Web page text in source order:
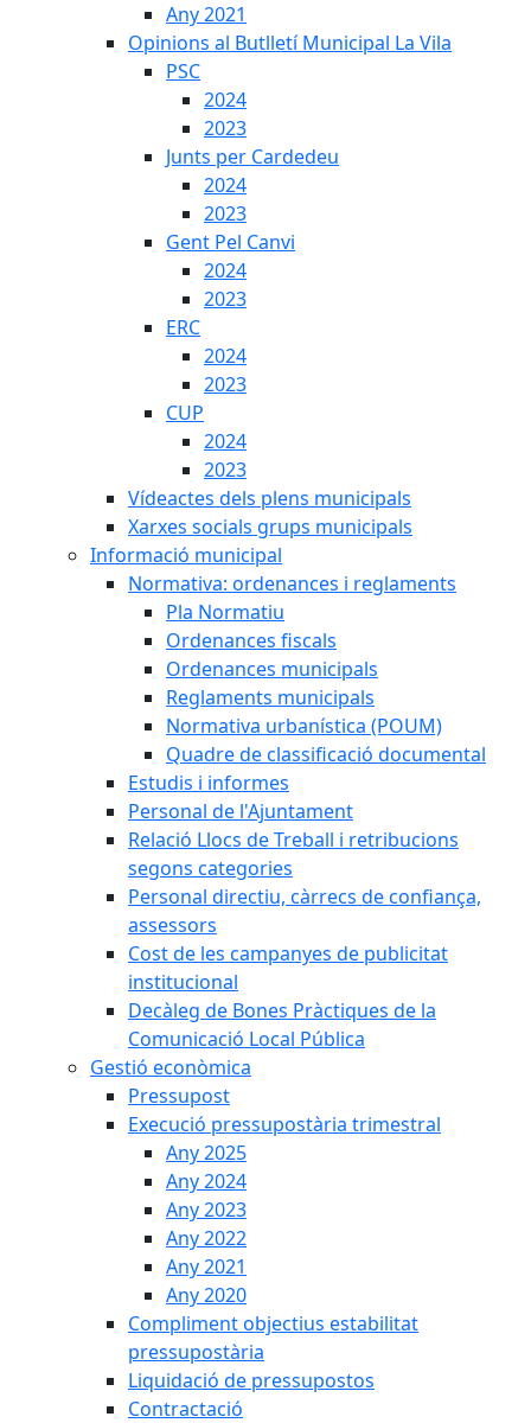
Any 2021
Opinions al Butlletí Municipal La Vila
PSC
2024
2023
Junts per Cardedeu
2024
2023
Gent Pel Canvi
2024
2023
ERC
2024
2023
CUP
2024
2023
Vídeactes dels plens municipals
Xarxes socials grups municipals
Informació municipal
Normativa: ordenances i reglaments
Pla Normatiu
Ordenances fiscals
Ordenances municipals
Reglaments municipals
Normativa urbanística (POUM)
Quadre de classificació documental
Estudis i informes
Personal de l'Ajuntament
Relació Llocs de Treball i retribucions
segons categories
Personal directiu, càrrecs de confiança,
assessors
Cost de les campanyes de publicitat
institucional
Decàleg de Bones Pràctiques de la
Comunicació Local Pública
Gestió econòmica
Pressupost
Execució pressupostària trimestral
Any 2025
Any 2024
Any 2023
Any 2022
Any 2021
Any 2020
Compliment objectius estabilitat
pressupostària
Liquidació de pressupostos
Contractació